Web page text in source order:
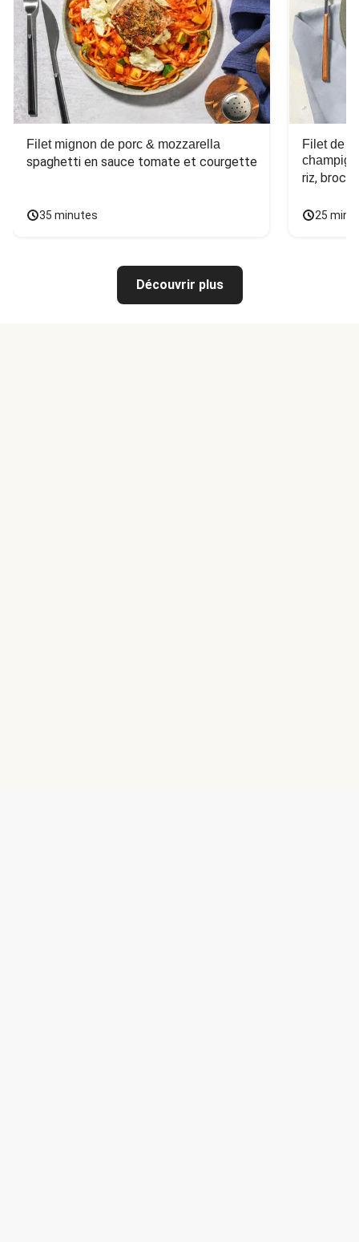
Filet mignon de porc & mozzarella
spaghetti en sauce tomate et courgette
35 minutes
Filet de
riz,
25
Découvrir plus